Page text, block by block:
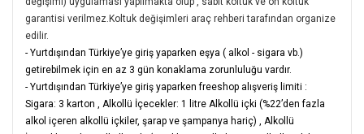
garantisi verilmez.Koltuk değişimleri araç rehberi tarafından organize
edilir.
- Yurtdışından Türkiye’ye giriş yaparken eşya ( alkol - sigara vb.)
getirebilmek için en az 3 gün konaklama zorunluluğu vardır.
- Yurtdışından Türkiye’ye giriş yaparken freeshop alışveriş limiti :
Sigara: 3 karton , Alkollü İçecekler: 1 litre Alkollü içki (%22’den fazla
alkol içeren alkollü içkiler, şarap ve şampanya hariç) , Alkollü